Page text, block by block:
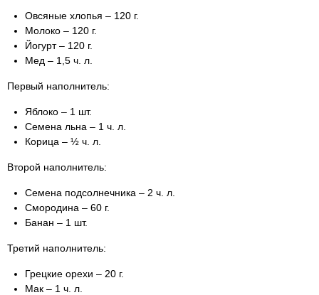
Овсяные хлопья – 120 г.
Молоко – 120 г.
Йогурт – 120 г.
Мед – 1,5 ч. л.
Первый наполнитель:
Яблоко – 1 шт.
Семена льна – 1 ч. л.
Корица – ½ ч. л.
Второй наполнитель:
Семена подсолнечника – 2 ч. л.
Смородина – 60 г.
Банан – 1 шт.
Третий наполнитель:
Грецкие орехи – 20 г.
Мак – 1 ч. л.